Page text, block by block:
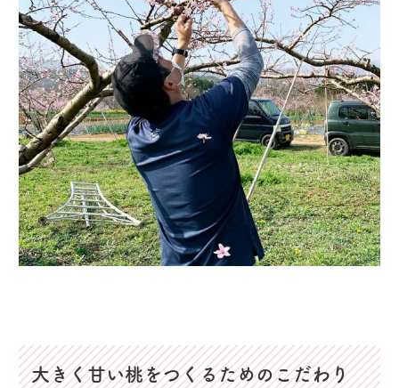
大きく甘い桃をつくるためのこだわり